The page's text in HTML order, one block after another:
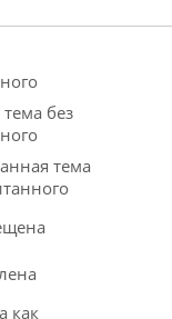
без
тема
как